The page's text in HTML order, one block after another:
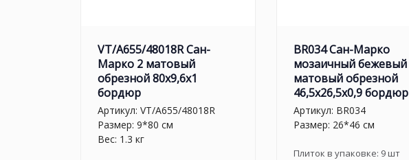
VT/A655/48018R Сан-
Марко 2 матовый
обрезной 80x9,6x1
бордюр
Артикул: VT/A655/48018R
Размер: 9*80 см
Вес: 1.3 кг
BR034 Сан-Марко
мозаичный бежевый
матовый обрезной
46,5x26,5x0,9 бордюр
Артикул: BR034
Размер: 26*46 см
Плиток в упаковке: 9шт